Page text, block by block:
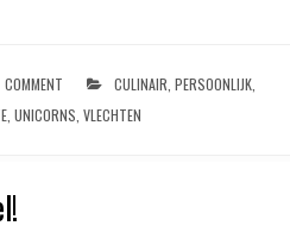
COMMENT CULINAIR PERSOONLIJK,
, UNICORNS VLECHTEN